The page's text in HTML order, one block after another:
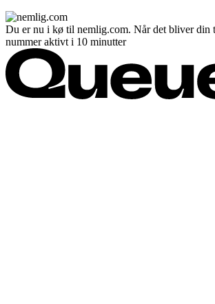
Du er nu i kø til nemlig.com. Når det bliver din
nummer aktivt i 10 minutter